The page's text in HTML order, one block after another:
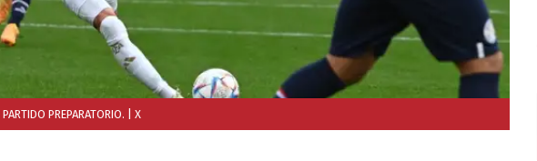
PREPARATORIO. | X